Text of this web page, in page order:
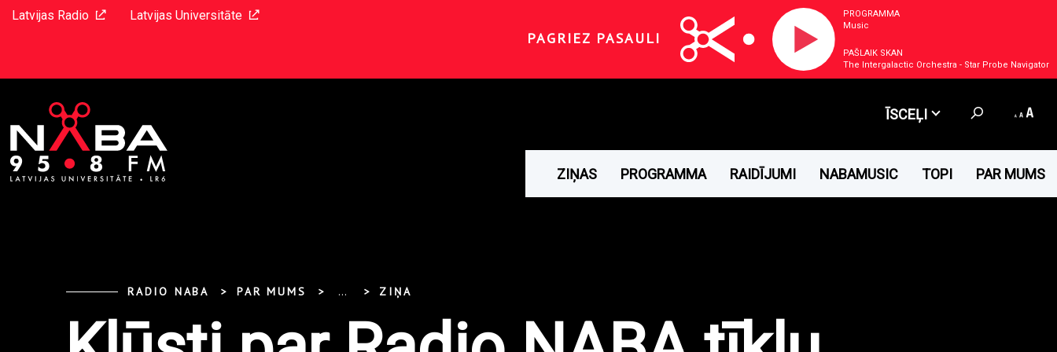
Latvijas Radio Latvijas Universitāte
PAGRIEZ PASAULI
PROGRAMMA
Music
PAŠLAIK SKAN
The Intergalactic Orchestra - Star Probe Navigator
ĪSCEĻI
ZIŅAS PROGRAMMA RAIDĪJUMI NABAMUSIC TOPI PAR MUMS
RADIO NABA PAR MUMS ... ZIŅA